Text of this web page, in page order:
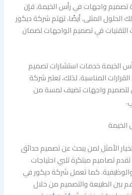
تصميم واجهات في رأس الخيمة، فإن
الحلول المثلى. أيضًا، تهتم شركة ديكور
في تصميم الواجهات لضمان
الخيمة خدمات استشارات تصميم
المناسبة. لذلك، تعتبر شركة
لتصميم واجهات تضيف لمسة من
الأمثل لمن يبحث عن تصميم حدائق
تصاميم مبتكرة تلبي احتياجات
كما تعمل شركة ديكور في
بين الطبيعة والتصميم من خلال